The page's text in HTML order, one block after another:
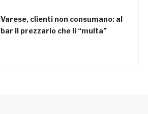
Varese, clienti non consumano: al
bar il prezzario che li “multa”